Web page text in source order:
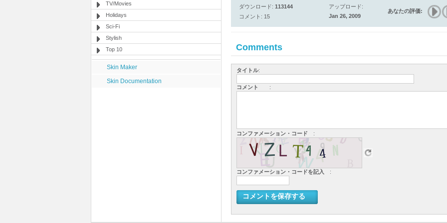
TV/Movies
Holidays
Sci-Fi
Stylish
Top 10
Skin Maker
Skin Documentation
ダウンロード: 113144
コメント: 15
アップロード:
Jan 26, 2009
あなたの評価:
Comments
タイトル:
コメント :
コンファメーション・コード :
コンファメーション・コードを記入 :
コメントを保存する